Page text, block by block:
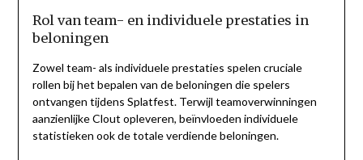
Rol van team- en individuele prestaties in
beloningen
Zowel team- als individuele prestaties spelen cruciale
rollen bij het bepalen van de beloningen die spelers
ontvangen tijdens Splatfest. Terwijl teamoverwinningen
aanzienlijke Clout opleveren, beïnvloeden individuele
statistieken ook de totale verdiende beloningen.